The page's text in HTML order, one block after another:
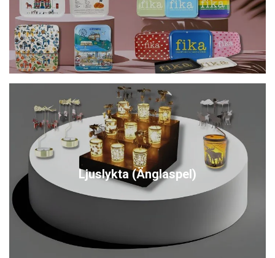
Ljuslykta (Änglaspel)